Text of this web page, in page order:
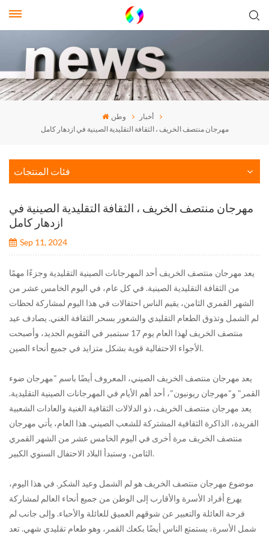
وطن
أخبار
مهرجان منتصف الخريف ، الثقافة التقليدية الصينية في ازدهار كامل
فئات المنتجات
مهرجان منتصف الخريف ، الثقافة التقليدية الصينية في
ازدهار كامل
Sep 11, 2024
يعد مهرجان منتصف الخريف أحد المهرجانات الصينية التقليدية وجزءًا مهمًا
من الثقافة التقليدية الصينية. في كل عام، في اليوم الخامس عشر من
الشهر القمري الثامن، يقيم الناس احتفالات في هذا اليوم لمشاركة لحظات
لم الشمل وتذوق الطعام التقليدي والشعور بسحر الثقافة الغني. يصادف عيد
منتصف الخريف لهذا العام يوم 17 سبتمبر في التقويم الجديد، وأصبحت
الأجواء الاحتفالية قوية بشكل متزايد في جميع أنحاء الصين.
يعد مهرجان منتصف الخريف الصيني، المعروف أيضًا باسم "مهرجان ضوء
القمر" و"مهرجان ريونيون"، أحد أهم الأيام في المهرجانات الصينية التقليدية.
يعد مهرجان منتصف الخريف، ذو الدلالات الثقافية الغنية والعادات الشعبية
الفريدة، الذاكرة الثقافية المشتركة للشعب الصيني. هذا العام، يأتي مهرجان
منتصف الخريف مرة أخرى في اليوم الخامس عشر من الشهر القمري
الثامن، وستبدأ البلاد الاحتفال السنوي الكبير.
موضوع مهرجان منتصف الخريف هو لم الشمل وعيد الشكر. في هذا اليوم،
يهرع أفراد الأسرة والأقارب إلى الوطن من جميع أنحاء العالم لمشاركة
فرحة العائلة والتعبير عن شوقهم العميق للعائلة والأحباء. وإلى جانب لم
شمل الأسرة، يستمتع الناس أيضًا بكعك القمر، وهو طعام تقليدي شهي. تعد